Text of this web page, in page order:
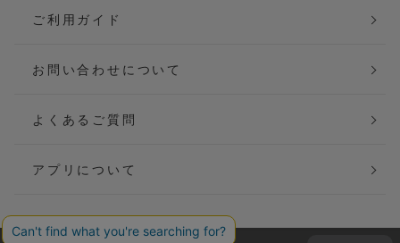
ご利用ガイド
お問い合わせについて
よくあるご質問
アプリについて